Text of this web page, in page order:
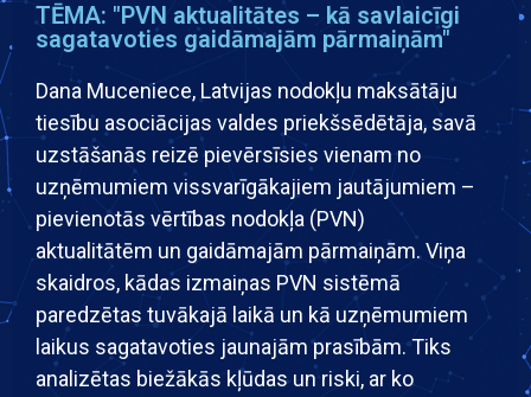
TĒMA: "PVN aktualitātes – kā savlaicīgi
sagatavoties gaidāmajām pārmaiņām"
Dana Muceniece, Latvijas nodokļu maksātāju
tiesību asociācijas valdes priekšsēdētāja, savā
uzstāšanās reizē pievērsīsies vienam no
uzņēmumiem vissvarīgākajiem jautājumiem –
pievienotās vērtības nodokļa (PVN)
aktualitātēm un gaidāmajām pārmaiņām. Viņa
skaidros, kādas izmaiņas PVN sistēmā
paredzētas tuvākajā laikā un kā uzņēmumiem
laikus sagatavoties jaunajām prasībām. Tiks
analizētas biežākās kļūdas un riski, ar ko